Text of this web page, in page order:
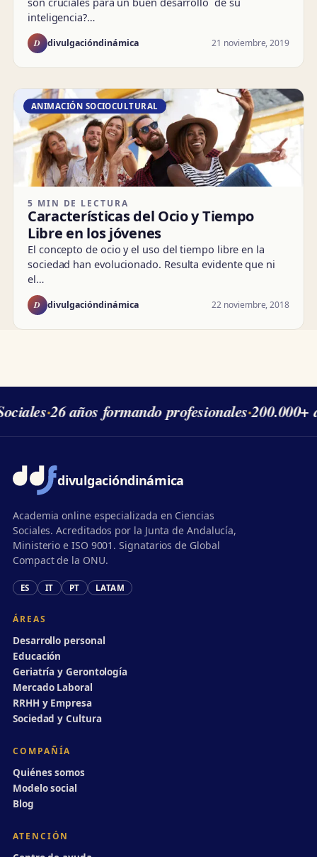
inteligencia?…
D divulgacióndinámica 21 noviembre, 2019
ANIMACIÓN SOCIOCULTURAL
5 MIN DE LECTURA
Características del Ocio y Tiempo
Libre en los jóvenes
El concepto de ocio y el uso del tiempo libre en la
sociedad han evolucionado. Resulta evidente que ni
el…
D divulgacióndinámica 22 noviembre, 2018
·26 años formando profesionales·200.000+
divulgacióndinámica
Academia online especializada en Ciencias
Sociales. Acreditados por la Junta de Andalucía,
Ministerio e ISO 9001. Signatarios de Global
Compact de la ONU.
ES IT PT LATAM
ÁREAS
Desarrollo personal
Educación
Geriatría y Gerontología
Mercado Laboral
RRHH y Empresa
Sociedad y Cultura
COMPAÑÍA
Quiénes somos
Modelo social
Blog
ATENCIÓN